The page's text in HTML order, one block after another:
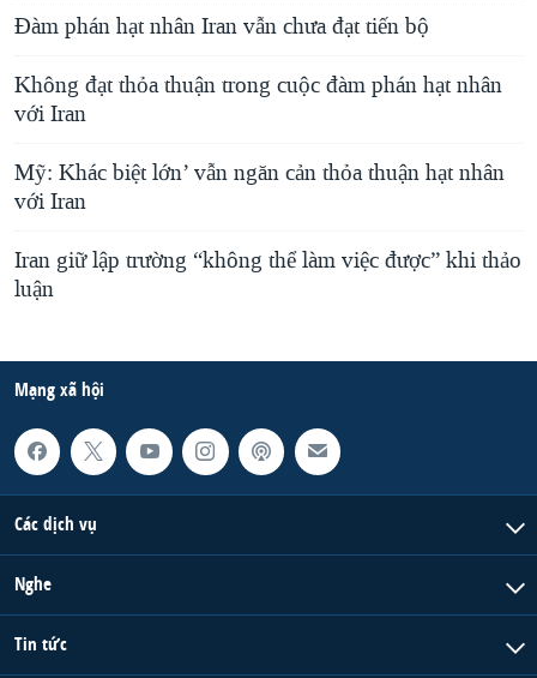
Đàm phán hạt nhân Iran vẫn chưa đạt tiến bộ
Không đạt thỏa thuận trong cuộc đàm phán hạt nhân
với Iran
Mỹ: Khác biệt lớn’ vẫn ngăn cản thỏa thuận hạt nhân
với Iran
Iran giữ lập trường “không thể làm việc được” khi thảo
luận
Mạng xã hội
Các dịch vụ
Nghe
Tin tức